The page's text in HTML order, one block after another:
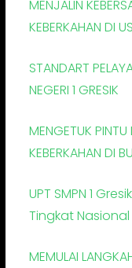
MENJALIN
KEBERKAHAN DI
STANDART
NEGERI 1 GRESIK
MENGETUK PINTU
KEBERKAHAN DI
UPT SMPN 1
Tingkat Nasional
MEMULAI